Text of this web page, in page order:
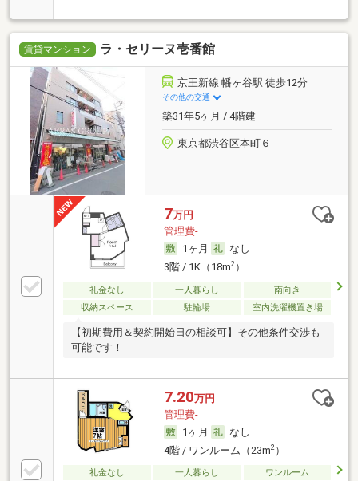
賃貸マンション ラ・セリーヌ壱番館
京王新線 幡ヶ谷駅 徒歩12分
その他の交通
築31年5ヶ月 / 4階建
東京都渋谷区本町６
7万円
管理費-
1ヶ月
なし
3階 / 1K（18m2）
礼金なし 一人暮らし
南向き
収納スペース
駐輪場 室内洗濯機置き場
【初期費用＆契約開始日の相談可】その他条件交渉も
可能です！
7.20万円
管理費-
1ヶ月
なし
4階 / ワンルーム（23m2）
礼金なし 一人暮らし
ワンルーム